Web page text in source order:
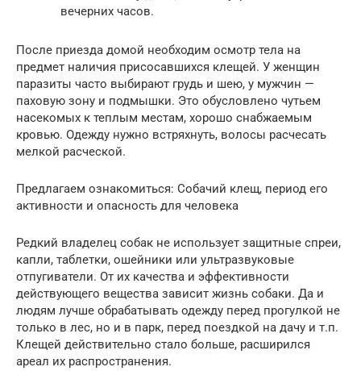
вечерних часов.
После приезда домой необходим осмотр тела на
предмет наличия присосавшихся клещей. У женщин
паразиты часто выбирают грудь и шею, у мужчин —
паховую зону и подмышки. Это обусловлено чутьем
насекомых к теплым местам, хорошо снабжаемым
кровью. Одежду нужно встряхнуть, волосы расчесать
мелкой расческой.
Предлагаем ознакомиться: Собачий клещ, период его
активности и опасность для человека
Редкий владелец собак не использует защитные спреи,
капли, таблетки, ошейники или ультразвуковые
отпугиватели. От их качества и эффективности
действующего вещества зависит жизнь собаки. Да и
людям лучше обрабатывать одежду перед прогулкой не
только в лес, но и в парк, перед поездкой на дачу и т.п.
Клещей действительно стало больше, расширился
ареал их распространения.